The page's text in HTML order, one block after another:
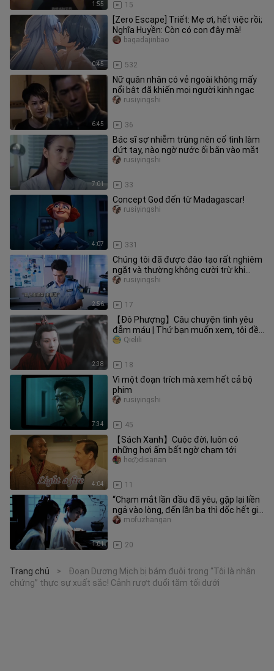
1:55 15
0:45
[Zero Escape] Triết: Mẹ ơi, hết việc rồi;
Nghĩa Huyền: Còn có con đây mà!
532
bagadajinbao
6:45
Nữ quân nhân có vẻ ngoài không mấy
nổi bật đã khiến mọi người kinh ngạc
36
rusiyingshi
7:01
Bác sĩ sợ nhiễm trùng nên cố tình làm
đứt tay, nào ngờ nước ối bắn vào mắt
33
rusiyingshi
4:07
Concept God đến từ Madagascar!
331
rusiyingshi
2:56
Chúng tôi đã được đào tạo rất nghiêm
ngặt và thường không cười trừ khi
không thể nhịn được.
17
rusiyingshi
2:38
【Đô Phượng】Câu chuyện tình yêu
đẫm máu | Thứ bạn muốn xem, tôi đều
có | Bệnh kiều phong cách u tối
18
Qielili
7:34
Vì một đoạn trích mà xem hết cả bộ
phim
45
rusiyingshi
4:04
【Sách Xanh】Cuộc đời, luôn có
những hơi ấm bất ngờ chạm tới
11
heのdisanan
1:01
“Chạm mắt lần đầu đã yêu, gặp lại liền
ngả vào lòng, đến lần ba thì dốc hết gia
sản tặng nàng, còn k
20
mofuzhangan
Trang chủ >
Đoạn Dương Mịch bị bám đuôi trong “Tôi là nhân
chứng” thực sự xuất sắc! Cảnh rượt đuổi tăm tối dưới